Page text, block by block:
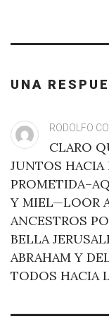
UNA
RODOLFO
CLARO
JUNTOS HACIA
Y MIEL—LOOR
ANCESTROS
BELLA
ABRAHAM Y
TODOS HACIA